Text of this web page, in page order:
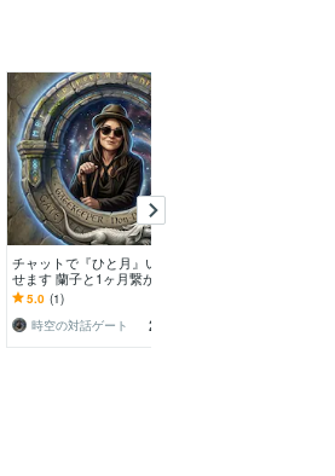
チャットで『ひと月』いつでも話
せます 蘭子と1ヶ月繋がりたいと
いう、賢人よ、来たれよ！
5.0 (1)
時空の対話ゲート
28,000